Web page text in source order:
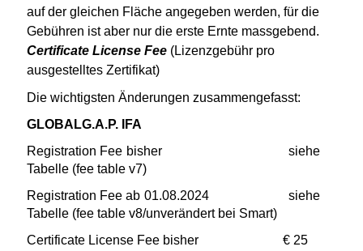
auf der gleichen Fläche angegeben werden, für die
Gebühren ist aber nur die erste Ernte massgebend.
Certificate License Fee(Lizenzgebühr pro
ausgestelltes Zertifikat)
Die wichtigsten Änderungen zusammengefasst:
GLOBALG.A.P. IFA
Registration Fee bisher siehe
Tabelle (fee table v7)
Registration Fee ab 01.08.2024 siehe
Tabelle (fee table v8/unverändert bei Smart)
Certificate License Fee bisher € 25